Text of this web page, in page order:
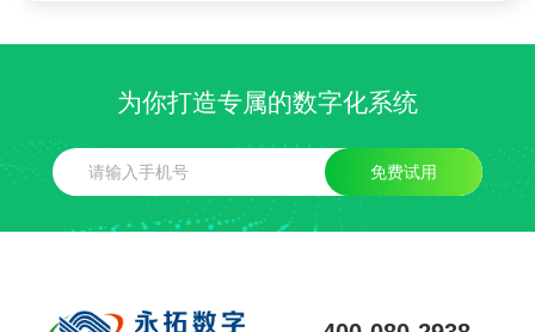
为你打造专属的数字化系统
免费试用